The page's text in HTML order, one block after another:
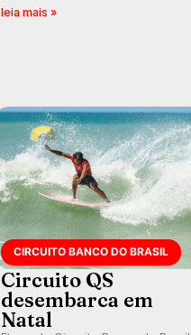
polinésia e questionando a visão
leia mais »
CIRCUITO BANCO DO BRASIL
Circuito QS
desembarca em
Natal